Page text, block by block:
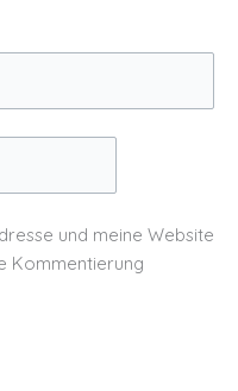
und meine Website
Kommentierung